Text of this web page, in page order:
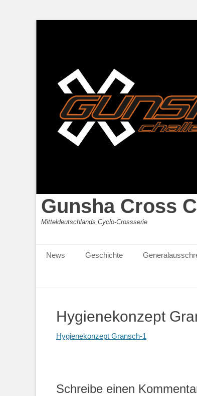
Gunsha Cross
Mitteldeutschlands Cyclo-Crossserie
Primärmenu
News Geschichte
Hygienekonzept
Hygienekonzept Gransch-1
Schreibe einen